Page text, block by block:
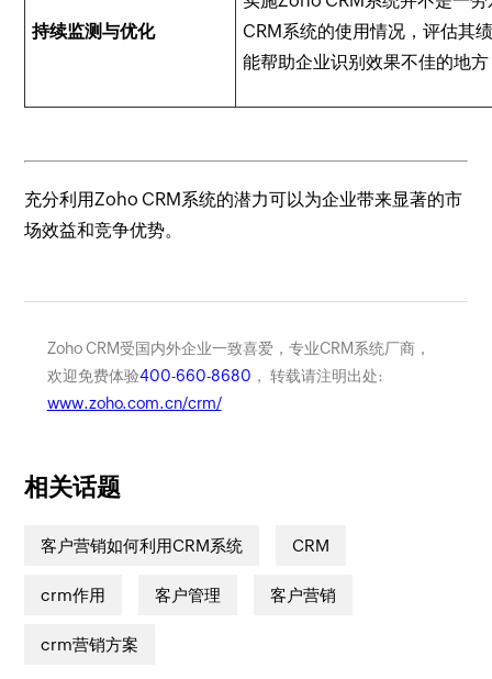
持续监测与优化
CRM系统的使用情况，评估其
能帮助企业识别效果不佳的地
充分利用Zoho CRM系统的潜力可以为企业带来显著的市
场效益和竞争优势。
Zoho CRM受国内外企业一致喜爱，专业CRM系统厂商，
欢迎免费体验400-660-8680 ， 转载请注明出处:
www.zoho.com.cn/crm/
相关话题
客户营销如何利用CRM系统 CRM
crm作用 客户管理 客户营销
crm营销方案